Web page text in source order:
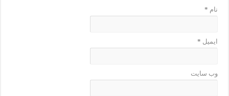
نام *
ایمیل *
وب‌ سایت